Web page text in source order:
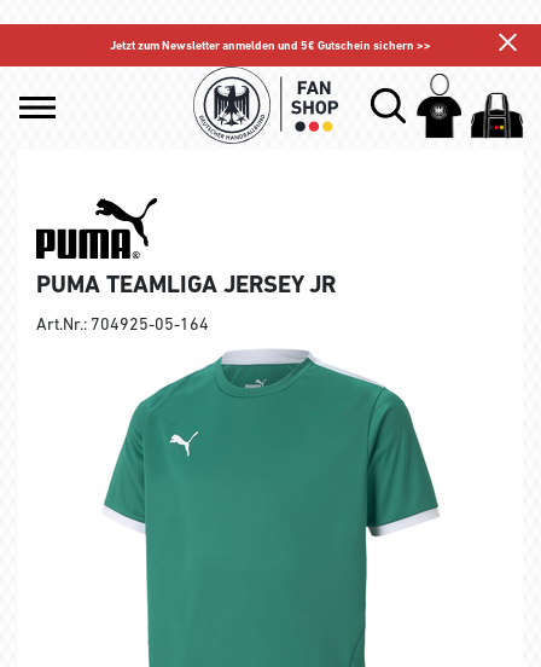
Jetzt zum Newsletter anmelden und 5€ Gutschein sichern >>
PUMA TEAMLIGA JERSEY JR
Art.Nr.: 704925-05-164